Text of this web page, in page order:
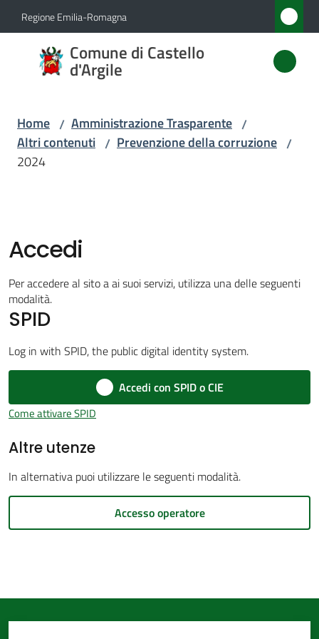
Vai al contenuto
Vai alla navigazione
Vai al footer
Regione Emilia-Romagna
Comune di Castello
d'Argile
Comune
di
Servizi
Vivere
Castello
Trasparente
Menu selezionato
argomenti...
Seguici
Home / Amministrazione Trasparente /
Altri contenuti / Prevenzione della corruzione /
2024
Accedi
Per accedere al sito a ai suoi servizi, utilizza una delle seguenti
modalità.
SPID
Log in with SPID, the public digital identity system.
Accedi con SPID o CIE
Come attivare SPID
Altre utenze
In alternativa puoi utilizzare le seguenti modalità.
Accesso operatore